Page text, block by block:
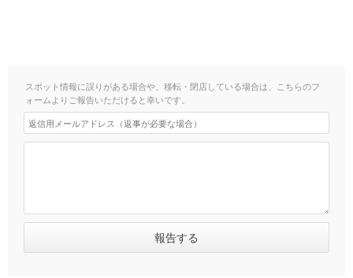
スポット情報に誤りがある場合や、移転・閉店している場合は、こちらのフ
ォームよりご報告いただけると幸いです。